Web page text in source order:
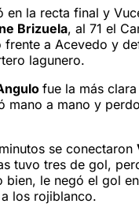
en la recta final y
Brizuela, al 71 el
frente a Acevedo y
lagunero.
fue la más
mano a mano y
se conectaron
tuvo tres de gol,
bien, le negó el gol
los rojiblanco.